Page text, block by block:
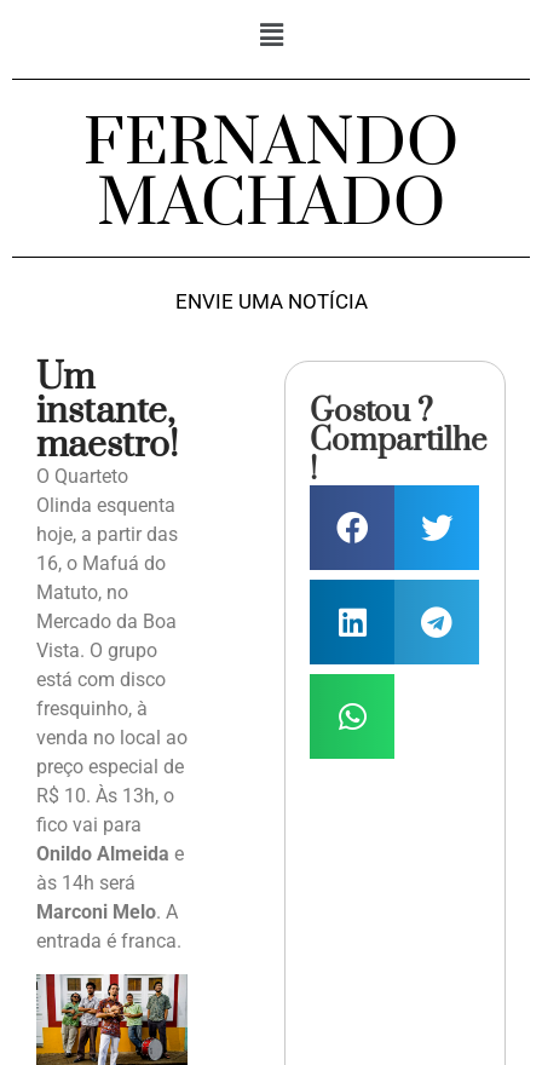
FERNANDO
MACHADO
ENVIE UMA NOTÍCIA
Um
instante,
maestro!
O Quarteto
Olinda esquenta
hoje, a partir das
16, o Mafuá do
Matuto, no
Mercado da Boa
Vista. O grupo
está com disco
fresquinho, à
venda no local ao
preço especial de
R$ 10. Às 13h, o
fico vai para
Onildo Almeida e
às 14h será
Marconi Melo. A
entrada é franca.
Gostou ?
Compartilhe
!